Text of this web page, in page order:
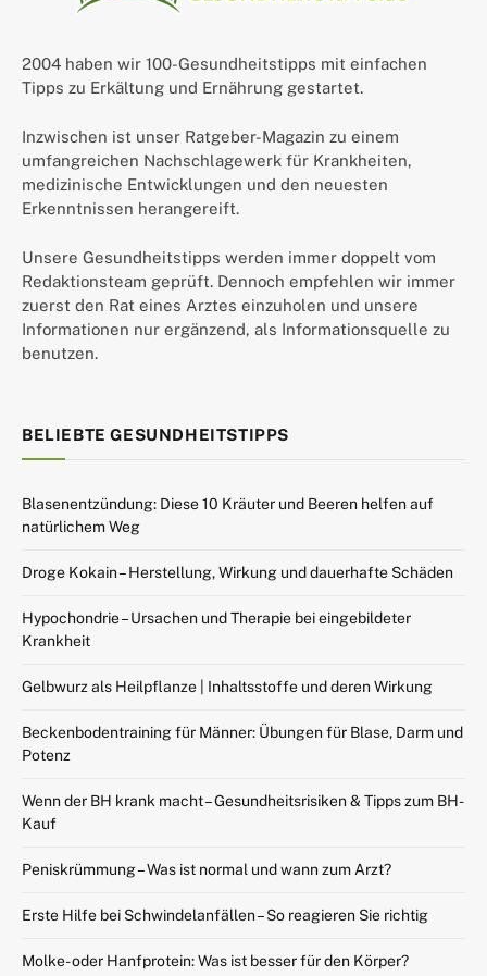
2004 haben wir 100-Gesundheitstipps mit einfachen
Tipps zu Erkältung und Ernährung gestartet.
Inzwischen ist unser Ratgeber-Magazin zu einem
umfangreichen Nachschlagewerk für Krankheiten,
medizinische Entwicklungen und den neuesten
Erkenntnissen herangereift.
Unsere Gesundheitstipps werden immer doppelt vom
Redaktionsteam geprüft. Dennoch empfehlen wir immer
zuerst den Rat eines Arztes einzuholen und unsere
Informationen nur ergänzend, als Informationsquelle zu
benutzen.
BELIEBTE GESUNDHEITSTIPPS
Blasenentzündung: Diese 10 Kräuter und Beeren helfen auf
natürlichem Weg
Droge Kokain – Herstellung, Wirkung und dauerhafte Schäden
Hypochondrie – Ursachen und Therapie bei eingebildeter
Krankheit
Gelbwurz als Heilpflanze | Inhaltsstoffe und deren Wirkung
Beckenbodentraining für Männer: Übungen für Blase, Darm und
Potenz
Wenn der BH krank macht – Gesundheitsrisiken & Tipps zum BH-
Kauf
Peniskrümmung – Was ist normal und wann zum Arzt?
Erste Hilfe bei Schwindelanfällen – So reagieren Sie richtig
Molke- oder Hanfprotein: Was ist besser für den Körper?